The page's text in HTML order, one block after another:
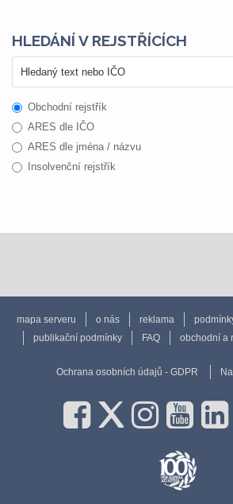
HLEDÁNÍ V REJSTŘÍCÍCH
Obchodní rejstřík
ARES dle IČO
ARES dle jména / názvu
Insolvenční rejstřík
mapa serveru o nás reklama
publikační podmínky
FAQ obchodní a
Ochrana osobních údajů - GDPR